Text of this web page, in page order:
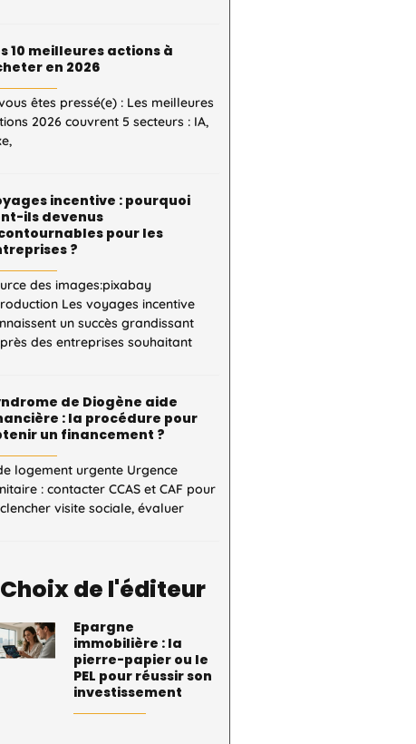
10 meilleures actions à
en 2026
êtes pressé(e) : Les meilleures
2026 couvrent 5 secteurs : IA,
incentive : pourquoi
ils devenus
pour les
?
des images:pixabay
Les voyages incentive
un succès grandissant
des entreprises souhaitant
de Diogène aide
: la procédure pour
un financement ?
logement urgente Urgence
: contacter CCAS et CAF pour
visite sociale, évaluer
Choix de l'éditeur
Epargne
immobilière : la
pierre-papier ou le
PEL pour réussir son
investissement